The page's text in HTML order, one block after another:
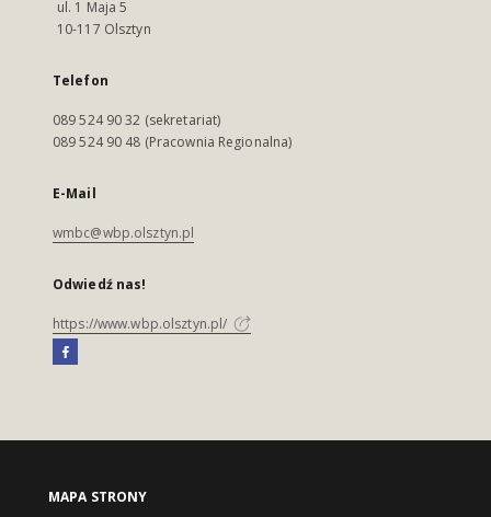
ul. 1 Maja 5
10-117 Olsztyn
Telefon
089 524 90 32 (sekretariat)
089 524 90 48 (Pracownia Regionalna)
E-Mail
wmbc@wbp.olsztyn.pl
Odwiedź nas!
https://www.wbp.olsztyn.pl/
MAPA STRONY